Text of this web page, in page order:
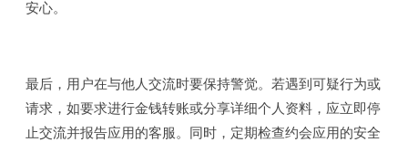
安心。
最后，用户在与他人交流时要保持警觉。若遇到可疑行为或
请求，如要求进行金钱转账或分享详细个人资料，应立即停
止交流并报告应用的客服。同时，定期检查约会应用的安全